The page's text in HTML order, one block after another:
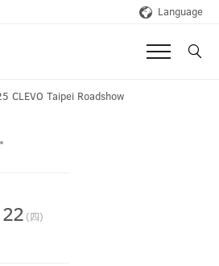
Language
CLEVO Taipei Roadshow
22 (四)